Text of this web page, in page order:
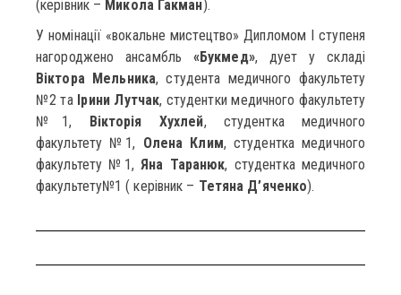
(керівник – Микола Гакман).
У номінації «вокальне мистецтво» Дипломом І ступеня
нагороджено ансамбль «Букмед», дует у складі
Віктора Мельника, студента медичного факультету
№2 та Ірини Лутчак, студентки медичного факультету
№1, Вікторія Хухлей, студентка медичного
факультету №1, Олена Клим, студентка медичного
факультету №1, Яна Таранюк, студентка медичного
факультету№1 ( керівник – Тетяна Д’яченко).